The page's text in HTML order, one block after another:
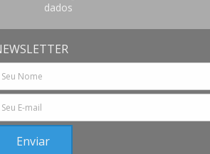
dados